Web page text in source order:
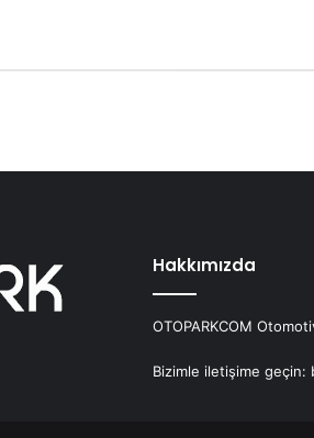
Hakkımızda
OTOPARKCOM
Bizimle iletişime geçin: